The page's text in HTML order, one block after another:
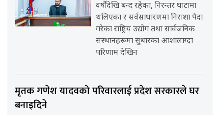
वर्षौंदेखि बन्द रहेका, निरन्तर घाटामा
थलिएका र सर्वसाधारणमा निराशा पैदा
गरेका राष्ट्रिय उद्योग तथा सार्वजनिक
संस्थानहरूमा सुधारका आशालाग्दा
परिणाम देखिन
मृतक गणेश यादवको परिवारलाई प्रदेश सरकारले घर
बनाइदिने